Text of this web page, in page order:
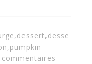
,dessert,desse
,pumpkin
commentaires